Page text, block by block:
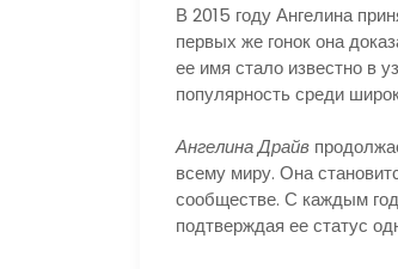
В 2015 году Ангелина
первых же гонок она
ее имя стало известно в
популярность среди
Ангелина Драйв
всему миру. Она
сообществе. С каждым
подтверждая ее статус